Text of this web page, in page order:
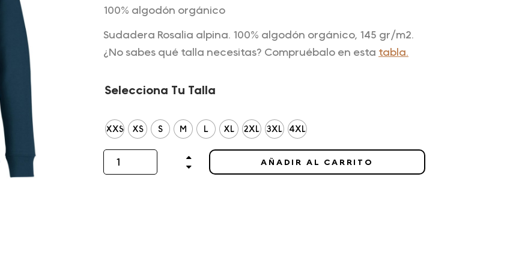
100% algodón orgánico
Sudadera Rosalia alpina. 100% algodón orgánico, 145 gr/m2.
¿No sabes qué talla necesitas? Compruébalo en esta tabla.
Selecciona Tu Talla
XXS XS S M L XL 2XL 3XL 4XL
AÑADIR AL CARRITO